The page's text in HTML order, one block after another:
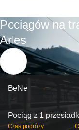
Pociągów na
Arles
BeNe
Pociąg z 1
Czas podróży